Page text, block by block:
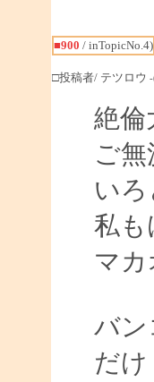
■900 / inTopicNo.4)
□投稿者/ テツロウ
絶倫
ご
い
私も
マ
バン
だけ